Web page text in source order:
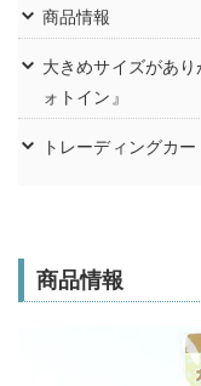
商品情報
大きめサイズがあ
ォトイン』
トレーディングカ
商品情報